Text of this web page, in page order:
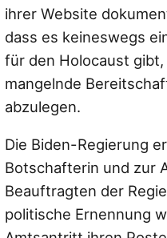
ihrer Website
dass es keineswegs
für den Holocaust
mangelnde
abzulegen.
Die Biden-Regierung
Botschafterin und zur
Beauftragten der
politische Ernennung